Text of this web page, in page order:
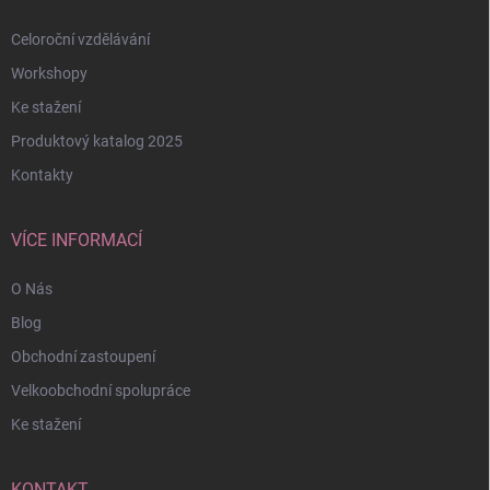
Celoroční vzdělávání
Workshopy
Ke stažení
Produktový katalog 2025
Kontakty
VÍCE INFORMACÍ
O Nás
Blog
Obchodní zastoupení
Velkoobchodní spolupráce
Ke stažení